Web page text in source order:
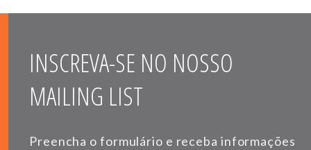
INSCREVA-SE NO NOSSO
MAILING LIST
Preencha o formulário e receba informações